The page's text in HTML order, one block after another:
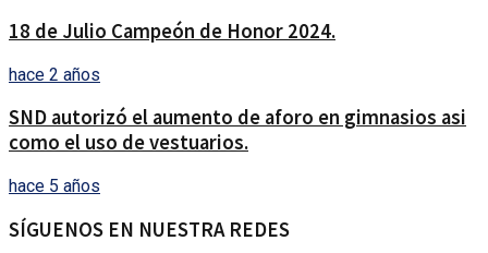
18 de Julio Campeón de Honor 2024.
hace 2 años
SND autorizó el aumento de aforo en gimnasios asi
como el uso de vestuarios.
hace 5 años
SÍGUENOS EN NUESTRA REDES